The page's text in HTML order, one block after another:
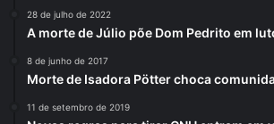
28 de julho de 2022
A morte de Júlio põe Dom Pedrito em
8 de junho de 2017
Morte de Isadora Pötter choca
11 de setembro de 2019